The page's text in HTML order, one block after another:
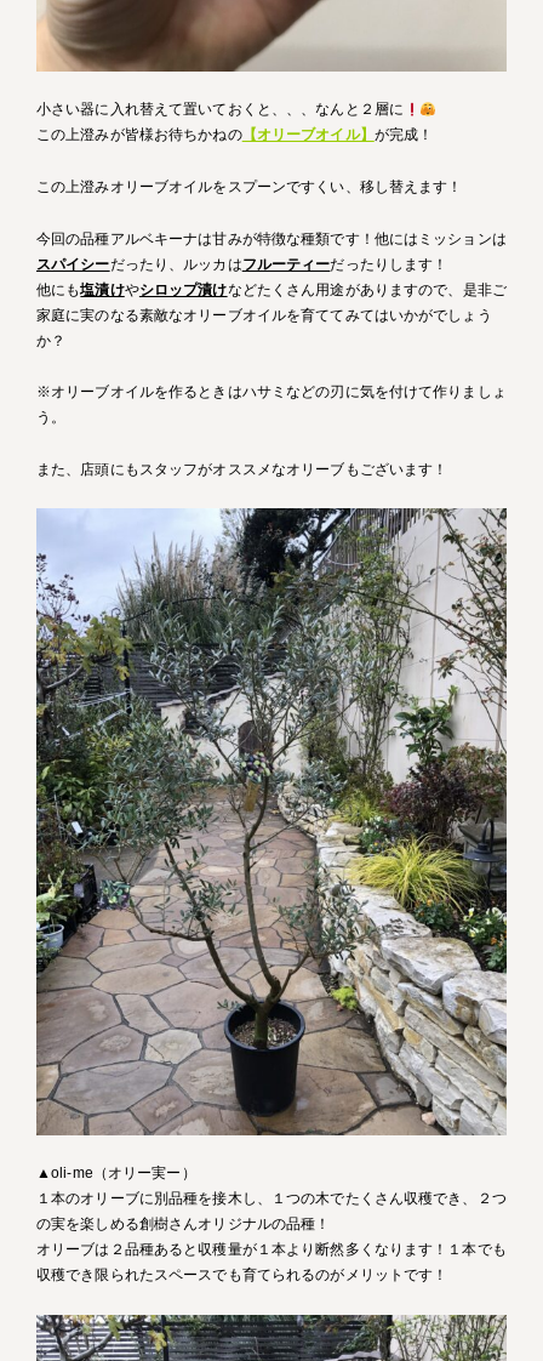
小さい器に入れ替えて置いておくと、、、なんと２層に
この上澄みが皆様お待ちかねの【オリーブオイル】 が完成！
この上澄みオリーブオイルをスプーンですくい、移し替えます！
今回の品種アルベキーナは甘みが特徴な種類です！他にはミッションは
スパイシーだったり、ルッカはフルーティーだったりします！
他にも塩漬けやシロップ漬けなどたくさん用途がありますので、是非ご
家庭に実のなる素敵なオリーブオイルを育ててみてはいかがでしょう
か？
※オリーブオイルを作るときはハサミなどの刃に気を付けて作りましょ
う。
また、店頭にもスタッフがオススメなオリーブもございます！
▲oli-me（オリー実ー）
１本のオリーブに別品種を接木し、１つの木でたくさん収穫でき、２つ
の実を楽しめる創樹さんオリジナルの品種！
オリーブは２品種あると収穫量が１本より断然多くなります！１本でも
収穫でき限られたスペースでも育てられるのがメリットです！